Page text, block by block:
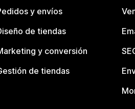
y envíos
de tiendas
y conversión
de tiendas